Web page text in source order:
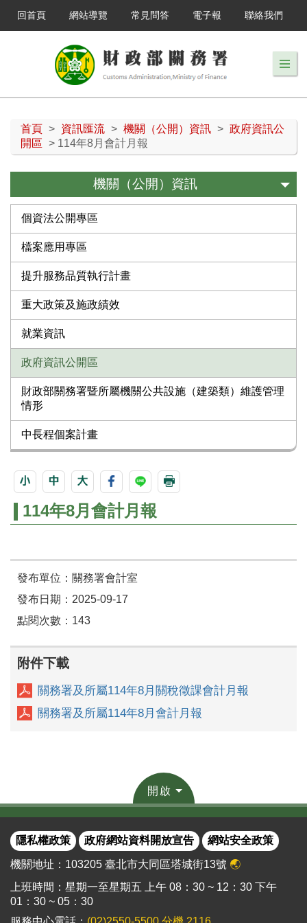
回首頁 網站導覽 常見問答 電子報 聯絡我們
首頁 > 資訊匯流 > 機關（公開）資訊 > 政府資訊公
開區 > 114年8月會計月報
機關（公開）資訊
個資法公開專區
檔案應用專區
提升服務品質執行計畫
重大政策及施政績效
就業資訊
政府資訊公開區
財政部關務署暨所屬機關公共設施（建築類）維護管理
情形
中長程個案計畫
114年8月會計月報
發布單位：關務署會計室
發布日期：2025-09-17
點閱次數：143
附件下載
關務署及所屬114年8月關稅徵課會計月報
關務署及所屬114年8月會計月報
開啟
隱私權政策 政府網站資料開放宣告 網站安全政策
機關地址：103205 臺北市大同區塔城街13號 🌏
上班時間：星期一至星期五 上午 08：30 ~ 12：30 下午
01：30 ~ 05：30